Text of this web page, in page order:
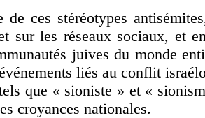
de ces stéréotypes
sur les réseaux sociaux, et
juives du monde
liés au conflit
que « sioniste » et «
croyances nationales.